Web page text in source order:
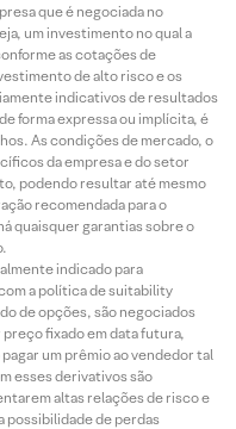
que é negociada no
um investimento no qual a
as cotações de
de alto risco e os
indicativos de resultados
forma expressa ou implícita, é
As condições de mercado, o
da empresa e do setor
podendo resultar até mesmo
recomendada para o
quaisquer garantias sobre o
indicado para
a política de suitability
de opções, são negociados
fixado em data futura,
um prêmio ao vendedor tal
esses derivativos são
altas relações de risco e
possibilidade de perdas